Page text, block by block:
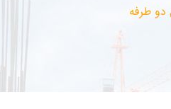
طرفه